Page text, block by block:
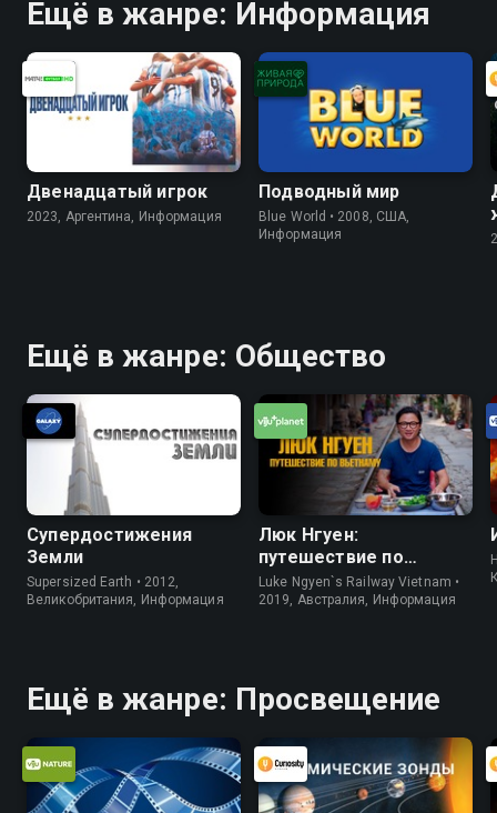
Ещё в жанре: Информация
Двенадцатый игрок
2023, Аргентина, Информация
Подводный мир
Blue World • 2008, США,
Информация
Ещё в жанре: Общество
Супердостижения
Земли
Supersized Earth • 2012,
Великобритания, Информация
Люк Нгуен:
путешествие по
Вьетнаму
Luke Ngyen`s Railway Vietnam •
2019, Австралия, Информация
Ещё в жанре: Просвещение